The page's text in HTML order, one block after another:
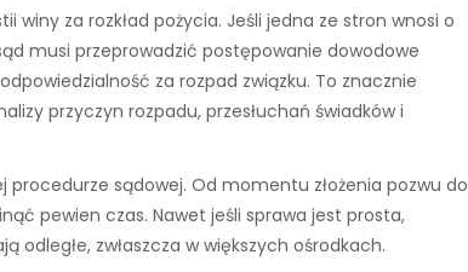
winy za rozkład pożycia. Jeśli jedna ze stron wnosi o
musi przeprowadzić postępowanie dowodowe
za rozpad związku. To znacznie
przyczyn rozpadu, przesłuchań świadków i
sądowej. Od momentu złożenia pozwu do
pewien czas. Nawet jeśli sprawa jest prosta,
odległe, zwłaszcza w większych ośrodkach.